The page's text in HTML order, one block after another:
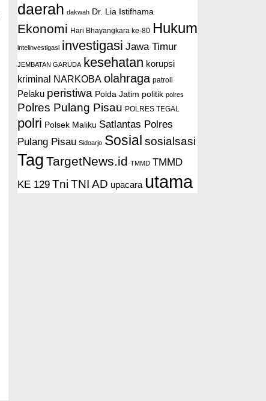
daerah dakwah Dr. Lia Istifhama
Ekonomi Hari Bhayangkara ke-80 Hukum
intelinvestigasi investigasi Jawa Timur
JEMBATAN GARUDA kesehatan korupsi
kriminal NARKOBA olahraga patroli
Pelaku peristiwa Polda Jatim politik polres
Polres Pulang Pisau POLRES TEGAL
polri Polsek Maliku Satlantas Polres
Pulang Pisau Sidoarjo Sosial sosialsasi
Tag TargetNews.id TMMD TMMD
KE 129 Tni TNI AD upacara utama